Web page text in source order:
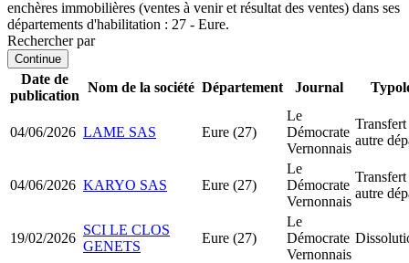
enchères immobilières (ventes à venir et résultat des ventes) dans ses
départements d'habilitation : 27 - Eure.
Rechercher par
Continue
Date de
publication
Nom de la société Département Journal
04/06/2026 LAME SAS Eure (27)
Le
Démocrate
Vernonnais
autre
04/06/2026 KARYO SAS Eure (27)
Le
Démocrate
Vernonnais
autre
19/02/2026
SCI LE CLOS
GENETS
Eure (27)
Le
Démocrate
Vernonnais